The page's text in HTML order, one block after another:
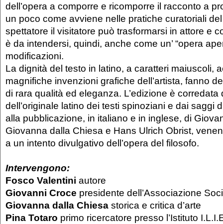
dell’opera a comporre e ricomporre il racconto a
un poco come avviene nelle pratiche curatoriali del
spettatore il visitatore può trasformarsi in attore e
è da intendersi, quindi, anche come un’ “opera
modificazioni.
La dignità del testo in latino, a caratteri maiuscoli,
magnifiche invenzioni grafiche dell’artista, fanno
di rara qualità ed eleganza. L’edizione è corredata
dell’originale latino dei testi spinoziani e dai saggi
alla pubblicazione, in italiano e in inglese, di
Giovanna dalla Chiesa e Hans Ulrich Obrist,
a un intento divulgativo dell’opera del filosofo.
Intervengono:
Fosco Valentini autore
Giovanni Croce presidente dell’Associazione
Giovanna dalla Chiesa storica e critica d’arte
Pina Totaro primo ricercatore presso l’Istituto